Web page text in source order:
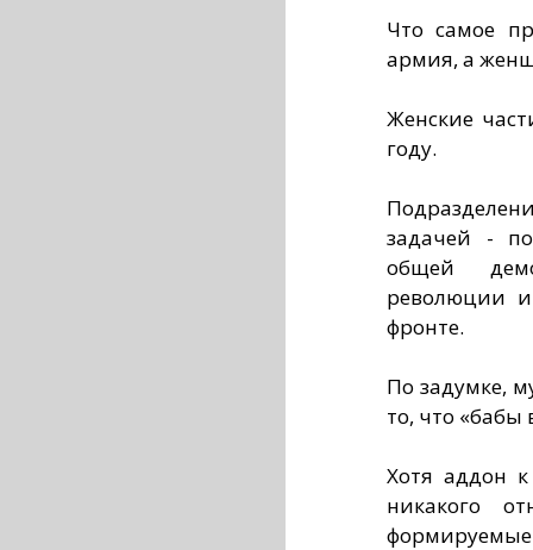
Что самое
армия, а
Женские
году.
задачей -
общей
революции
фронте.
По задумке,
то, что «бабы
Хотя аддон
никакого